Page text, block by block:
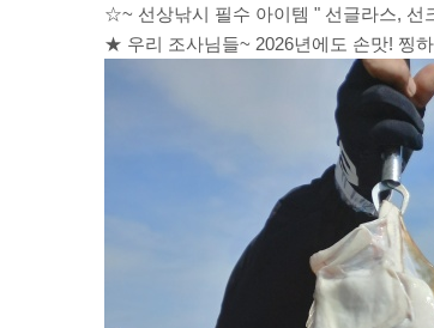
☆~ 선상낚시 필수 아이템 " 선글라스, 선
★ 우리 조사님들~ 2026년에도 손맛! 찡